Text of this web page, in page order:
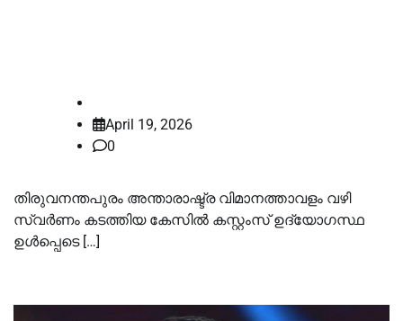
April 19, 2026
0
തിരുവനന്തപുരം അന്താരാഷ്ട്ര വിമാനത്താവളം വഴി
സ്വർണം കടത്തിയ കേസില്‍ കസ്റ്റംസ് ഉദ്യോഗസ്ഥ
ഉള്‍പ്പെടെ […]